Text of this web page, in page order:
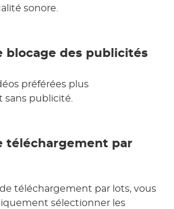
sonore.
blocage des publicités
préférées plus
sans publicité.
téléchargement par
téléchargement par lots, vous
sélectionner les